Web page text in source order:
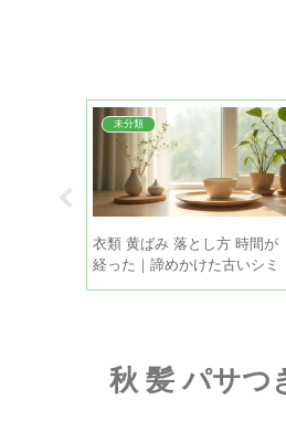
未分類
衣類 黄ばみ 落とし方 時間が
経った｜諦めかけた古いシミ
も家庭で復活させる方法
秋 髪 パサつ